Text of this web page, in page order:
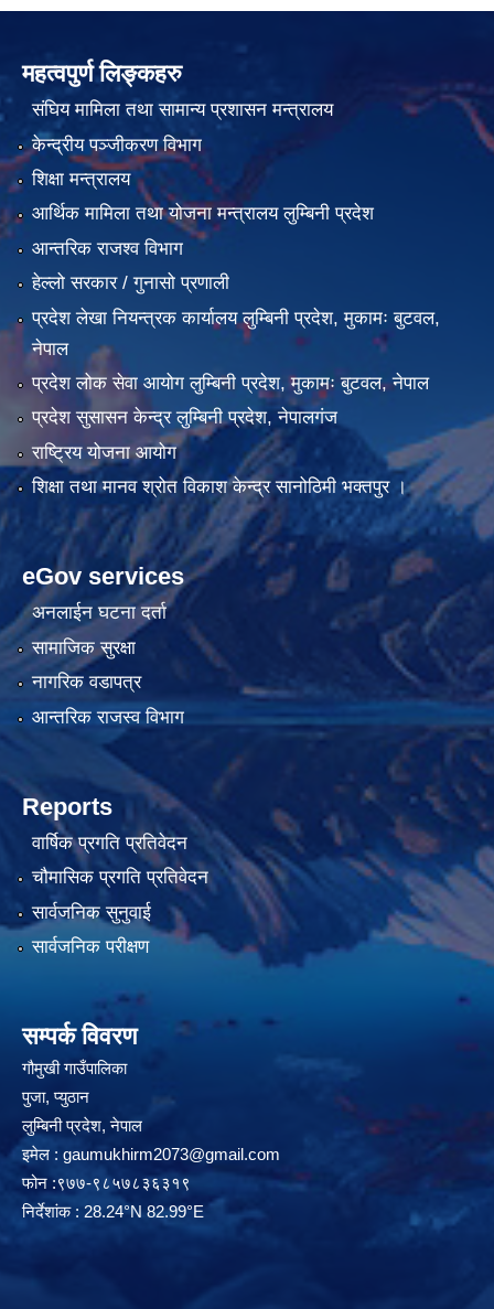
महत्वपुर्ण लिङ्कहरु
संघिय मामिला तथा सामान्य प्रशासन मन्त्रालय
केन्द्रीय पञ्जीकरण विभाग
शिक्षा मन्त्रालय
आर्थिक मामिला तथा योजना मन्त्रालय लुम्बिनी प्रदेश
आन्तरिक राजश्व विभाग
हेल्लो सरकार / गुनासो प्रणाली
प्रदेश लेखा नियन्त्रक कार्यालय लुम्बिनी प्रदेश, मुकामः बुटवल,
नेपाल
प्रदेश लोक सेवा आयोग लुम्बिनी प्रदेश, मुकामः बुटवल, नेपाल
प्रदेश सुसासन केन्द्र लुम्बिनी प्रदेश, नेपालगंज
राष्ट्रिय योजना आयोग
शिक्षा तथा मानव श्रोत विकाश केन्द्र सानोठिमी भक्तपुर ।
eGov services
अनलाईन घटना दर्ता
सामाजिक सुरक्षा
नागरिक वडापत्र
आन्तरिक राजस्व विभाग
Reports
वार्षिक प्रगति प्रतिवेदन
चौमासिक प्रगति प्रतिवेदन
सार्वजनिक सुनुवाई
सार्वजनिक परीक्षण
सम्पर्क विवरण
गौमुखी गाउँपालिका
पुजा, प्युठान
लुम्बिनी प्रदेश, नेपाल
इमेल : gaumukhirm2073@gmail.com
फोन :९७७-९८५७८३६३१९
निर्देशांक : 28.24°N 82.99°E